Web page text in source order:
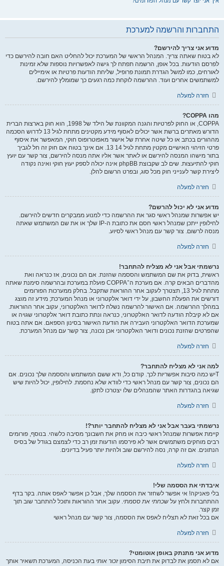
התחברות והרשמה למערכת
מדוע אני צריך להירשם?
לא בטוח שאתה צריך. המנהל הראשי של המערכת יכול להחליט האם חובה להירשם כדי
לפרסם הודעות. בכל אופן, הרשמה תפתח לך גישה לאפשרויות נוספות שלא זמינות
לאורחים, כמו למשל הגדרת תמונת פרופיל, שליחת הודעות פרטיות או אימיילים
למשתמשים אחרים ועוד. ההרשמה לוקחת כמה רגעים כך שמומלץ להירשם.
חזרה למעלה
מהו COPPA?
COPPA, או החוק לפרטיות והגנה המקוונת של הילד של 1998, הוא חוק בארצות הברית
הדורש מאתרים ברשת אשר יכולים לאסוף מידע מקטינים מתחת לגיל 13 לדרוש הסכמה
מההורים בכתב או כל שיטה אחרת של אישור מאפוטרופוס חוקי, המאפשר את איסוף
פרטי הזיהוי האישיים מקטין מתחת לגיל 14 13. אם אינך בטוח אם חוק זה חל לגביך
בתור מישהו המנסה להירשם או לאתר אשר אליו אתה מנסה להירשם, צור קשר עם יועץ
חוקי להתיעצות. שים לב שקבוצת phpBB אינה יכולה לספק יעוץ חוקי ואינה נקודה
ליצירת קשר לענייני חוק מכל סוג, ובפרט הרשום להלן.
חזרה למעלה
מדוע אני לא יכול להרשם?
יש אפשרות שמנהל ראשי סגר את ההרשמה כדי למנוע ממבקרים חדשים להירשם.
לחילופין ייתכן שמנהל ראשי חסם את כתובת ה-IP שלך או את שם המשתמש שאתה
מנסה לרשום. צור קשר עם מנהל ראשי לסיוע.
חזרה למעלה
נרשמתי אבל אני לא מצליח להתחבר!
ראשית, בדוק את שם המשתמש והססמה שהזנת. אם הם נכונים, אז כנראה ואת
מהדברים הבאים קרה. אם מערכת ה־COPPA פועלת במערכת ובהרשמה סימנת שאתה
מתחת לגיל 13, תצטרך לעקוב אחר ההוראות שתקבל. בחלק ממערכות הפורומים
דורשים את הפעלת החשבון, על ידי דואר אלקטרוני או מנהל המערכת; מידע זה מוצג
במהלך ההרשמה. אם האישור להרשמה נשלח לדואר האלקטרוני, עקוב אחר ההוראות.
אם לא קיבלת הודעה לדואר האלקטרוני, כנראה ונתת כתובת דואר אלקטרוני שגויה או
שמערכת הדואר האלקטרוני העבירה את הודעת האישור בסינון הספאם. אם אתה בטוח
שהפרטים שהזנת נכונים ודואר האלקטרוני אכן נכונה, צור קשר עם מנהל המערכת.
חזרה למעלה
למה אני לא מצליח להתחבר?
Tיש כמה סיבות אפשריות לכך. קודם כל, ודא ששם המשתמש והססמה שלך נכונים. אם
הם נכונים, צור קשר עם מנהל ראשי כדי לוודא שלא נחסמת. לחילופין, יכול להיות שיש
שגיאה בהגדרות האתר שהמנהלים שלו יצטרכו לתקן.
חזרה למעלה
נרשמתי בעבר אבל אני לא מצליח להתחבר יותר?!
קיימת אפשרות שמנהל ראשי כיבה או מחק את חשבונך מסיבה כלשהי. בנוסף, פורומים
רבים מוחקים משתמשים אשר לא פירסמו הודעות זמן רב כדי לצמצם בגודל של בסיס
הנתונים. אם זה קרה, נסה להירשם שוב ולהיות יותר פעיל בדיונים.
חזרה למעלה
איבדתי את הססמה שלי!
בלי פאניקה! אי אפשר לשחזר את הססמה שלך, אבל כן אפשר לאפס אותה. בקר בדף
ההתחברות ולחץ על שכחתי את ססמתי. עקוב אחר ההוראות ותוכל להתחבר שוב תוך
זמן קצר.
אם בכל זאת לא תצליח לאפס את הססמה, צור קשר עם מנהל ראשי
חזרה למעלה
מדוע אני מתנתק באופן אוטומטי?
אם לא תסמן את לבדוק את תיבת הסימוןזכור אותי בעת הכניסה, המערכת תשאיר אותך